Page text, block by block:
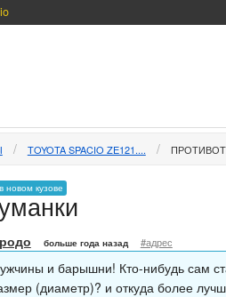
TOYOTA SPACIO ZE121....
новом кузове
больше года назад #адрес
и барышни! Кто-нибудь сам
(диаметр)? и откуда более